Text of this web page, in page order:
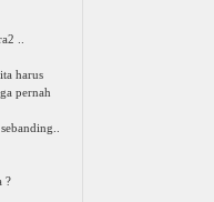
..
harus
pernah
?